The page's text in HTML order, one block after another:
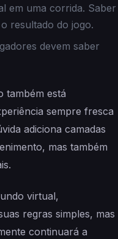
em uma corrida. Saber
resultado do jogo.
devem saber
também está
sempre fresca
adiciona camadas
mas também
virtual,
regras simples, mas
continuará a